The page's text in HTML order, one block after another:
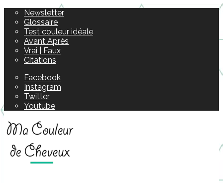
Newsletter
Glossaire
Test couleur idéale
Avant Après
Vrai | Faux
Citations
Facebook
Instagram
Twitter
Youtube